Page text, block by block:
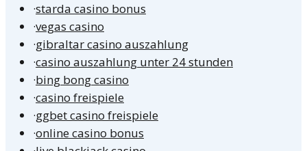
·starda casino bonus
·vegas casino
·gibraltar casino auszahlung
·casino auszahlung unter 24 stunden
·bing bong casino
·casino freispiele
·ggbet casino freispiele
·online casino bonus